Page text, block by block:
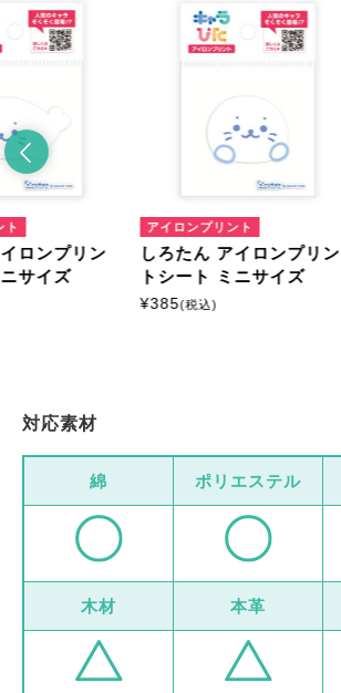
ト
ロンプリン
サイズ
アイロンプリント
しろたん アイロンプリン
トシート ミニサイズ
¥385(税込)
対応素材
綿 ポリエステル
木材 本革